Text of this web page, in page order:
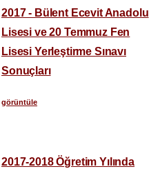
2017 - Bülent Ecevit Anadolu
Lisesi ve 20 Temmuz Fen
Lisesi Yerleştirme Sınavı
Sonuçları
görüntüle
2017-2018 Öğretim Yılında